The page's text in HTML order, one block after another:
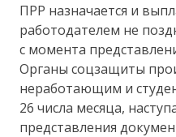
ПРР назначается и
работодателем не
с момента
Органы соцзащиты
неработающим и
26 числа месяца,
представления